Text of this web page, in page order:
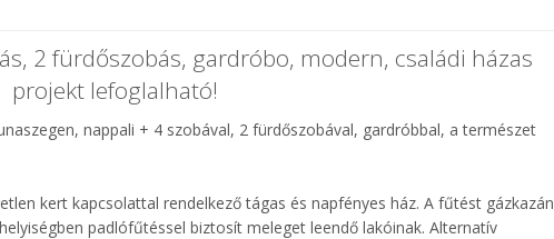
2 fürdőszobás, gardróbo, modern, családi házas
projekt lefoglalható!
nappali + 4 szobával, 2 fürdőszobával, gardróbbal, a természet
kert kapcsolattal rendelkező tágas és napfényes ház. A fűtést gázkazán
padlófűtéssel biztosít meleget leendő lakóinak. Alternatív